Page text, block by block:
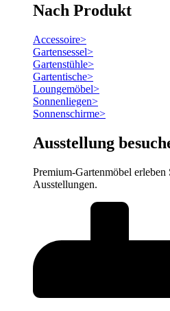
Nach Produkt
Accessoire>
Gartensessel>
Gartenstühle>
Gartentische>
Loungemöbel>
Sonnenliegen>
Sonnenschirme>
Ausstellung
Premium-Gartenmöbel erleben
Ausstellungen.